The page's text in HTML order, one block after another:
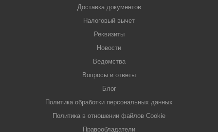
Доставка документов
Налоговый вычет
Реквизиты
Новости
Ведомства
Вопросы и ответы
Блог
Политика обработки персональных данных
Политика в отношении файлов Cookie
Правообладатели